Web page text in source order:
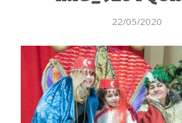
22/05/2020